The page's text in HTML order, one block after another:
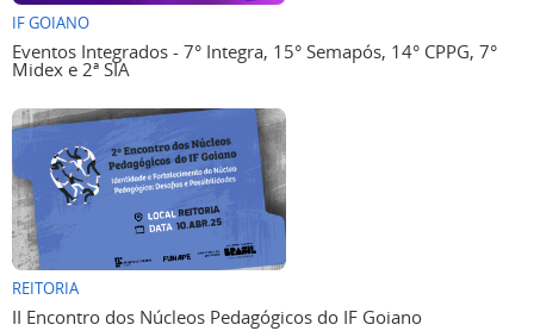
IF GOIANO
Eventos Integrados - 7° Integra, 15° Semapós, 14° CPPG, 7°
Midex e 2ª SIA
REITORIA
II Encontro dos Núcleos Pedagógicos do IF Goiano